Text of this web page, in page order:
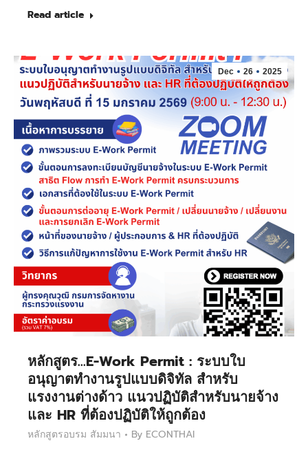
Read article
Dec 26 2025
หลักสูตร…E-Work Permit : ระบบใบ
อนุญาตทำงานรูปแบบดิจิทัล สำหรับ
แรงงานต่างด้าว แนวปฏิบัติสำหรับนายจ้าง
และ HR ที่ต้องปฏิบัติให้ถูกต้อง
หลักสูตรอบรม สัมมนา By ECONTHAI